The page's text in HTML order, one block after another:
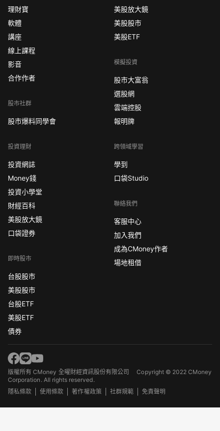
理財寶
軟體
講座
線上課程
影音
合作作者
股市社群
股市爆料同學會
投資理財
投資網誌
Money錢
投資小學堂
財經百科
美股放大鏡
口袋證券
即時股市
台股股市
美股股市
台股ETF
美股ETF
債券
美股放大鏡
美股股市
美股ETF
模擬投資
股市大富翁
選股網
雲端控股
報明牌
跨領域學習
學到
口袋Studio
聯絡我們
客服中心
加入我們
成為CMoney作者
場地租借
版權所有 CMoney 全曜財經資訊股份有限公司Copyright © 2022 CMoney
Corporation. All rights reserved.
隱私條款
使用條款 著作權政策 社群規範 免責聲明